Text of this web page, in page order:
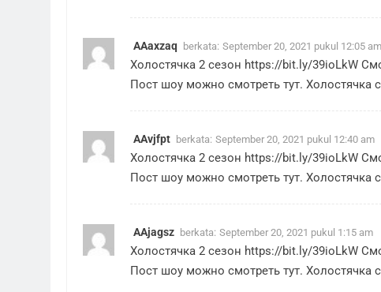
AAaxzaq berkata: September 20, 2021 pukul 12:05 am
Холостячка 2 сезон https://bit.ly/39ioLkW
Пост шоу можно смотреть тут. Холостячка
AAvjfpt berkata: September 20, 2021 pukul 12:40 am
Холостячка 2 сезон https://bit.ly/39ioLkW
Пост шоу можно смотреть тут. Холостячка
AAjagsz berkata: September 20, 2021 pukul 1:15 am
Холостячка 2 сезон https://bit.ly/39ioLkW
Пост шоу можно смотреть тут. Холостячка